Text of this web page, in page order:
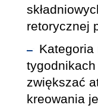
retorycznej
zwiększać
kreowania